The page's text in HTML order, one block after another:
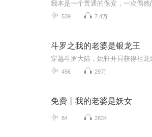
539 7.4万
斗罗之我的老婆是银龙王
456 29万
免费丨我的老婆是妖女
84 2834